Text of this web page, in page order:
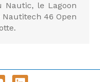
Nautic, le Lagoon
46 Open